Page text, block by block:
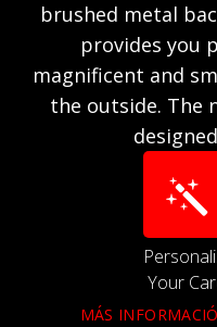
brushed metal
provides you
magnificent and
the outside. The
Your
MÁS